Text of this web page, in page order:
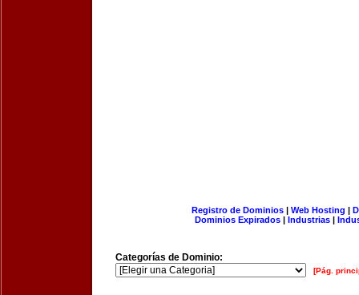
Registro de Dominios| Web Hosting |
Dominios Expirados | Industrias |
Categorías de Dominio:
[Pág.